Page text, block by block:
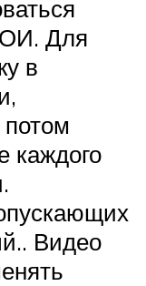
Для
в
каждого
Видео